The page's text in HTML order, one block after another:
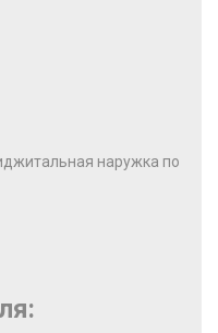
наружка по